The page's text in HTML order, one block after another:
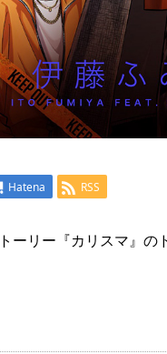
Hatena RSS
ーリー『カリスマ』の